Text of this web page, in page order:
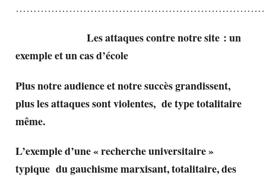
Les attaques contre notre site : un
exemple et un cas d’école
Plus notre audience et notre succès grandissent,
plus les attaques sont violentes, de type totalitaire
même.
L’exemple d’une « recherche universitaire »
typique du gauchisme marxisant, totalitaire, des